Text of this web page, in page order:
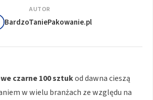
AUTOR
BardzoTaniePakowanie.pl
czarne 100 sztukod dawna cieszą
w wielu branżach ze względu na